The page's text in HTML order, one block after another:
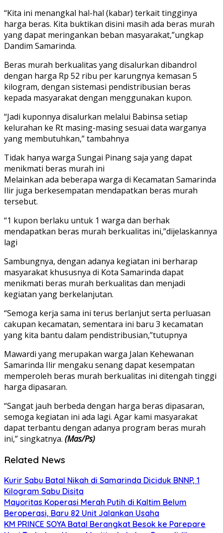
“Kita ini menangkal hal-hal (kabar) terkait tingginya
harga beras. Kita buktikan disini masih ada beras murah
yang dapat meringankan beban masyarakat,”ungkap
Dandim Samarinda.
Beras murah berkualitas yang disalurkan dibandrol
dengan harga Rp 52 ribu per karungnya kemasan 5
kilogram, dengan sistemasi pendistribusian beras
kepada masyarakat dengan menggunakan kupon.
“Jadi kuponnya disalurkan melalui Babinsa setiap
kelurahan ke Rt masing-masing sesuai data warganya
yang membutuhkan,” tambahnya
Tidak hanya warga Sungai Pinang saja yang dapat
menikmati beras murah ini
Melainkan ada beberapa warga di Kecamatan Samarinda
Ilir juga berkesempatan mendapatkan beras murah
tersebut.
“1 kupon berlaku untuk 1 warga dan berhak
mendapatkan beras murah berkualitas ini,”dijelaskannya
lagi
Sambungnya, dengan adanya kegiatan ini berharap
masyarakat khususnya di Kota Samarinda dapat
menikmati beras murah berkualitas dan menjadi
kegiatan yang berkelanjutan.
“Semoga kerja sama ini terus berlanjut serta perluasan
cakupan kecamatan, sementara ini baru 3 kecamatan
yang kita bantu dalam pendistribusian,”tutupnya
Mawardi yang merupakan warga Jalan Kehewanan
Samarinda Ilir mengaku senang dapat kesempatan
memperoleh beras murah berkualitas ini ditengah tinggi
harga dipasaran.
“Sangat jauh berbeda dengan harga beras dipasaran,
semoga kegiatan ini ada lagi. Agar kami masyarakat
dapat terbantu dengan adanya program beras murah
ini,” singkatnya. (Mas/Ps)
Related News
Kurir Sabu Batal Nikah di Samarinda Diciduk BNNP, 1
Kilogram Sabu Disita
Mayoritas Koperasi Merah Putih di Kaltim Belum
Beroperasi, Baru 82 Unit Jalankan Usaha
KM PRINCE SOYA Batal Berangkat Besok ke Parepare